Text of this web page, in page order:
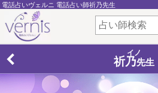
電話占いヴェルニ 電話占い師祈乃先生
イノ
祈乃先生